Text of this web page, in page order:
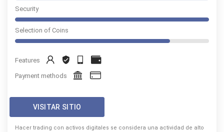
Security
Selection of Coins
Features
Payment methods
VISITAR SITIO
Hacer trading con activos digitales se considera una actividad de alto